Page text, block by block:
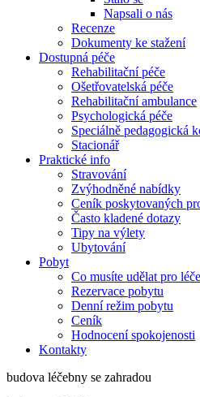
Napsali o nás
Recenze
Dokumenty ke stažení
Dostupná péče
Rehabilitační péče
Ošetřovatelská péče
Rehabilitační ambulance
Psychologická péče
Speciálně pedagogická
Stacionář
Praktické info
Stravování
Zvýhodněné nabídky
Ceník poskytovaných
Často kladené dotazy
Tipy na výlety
Ubytování
Pobyt
Co musíte udělat pro
Rezervace pobytu
Denní režim pobytu
Ceník
Hodnocení spokojenosti
Kontakty
budova léčebny se zahradou